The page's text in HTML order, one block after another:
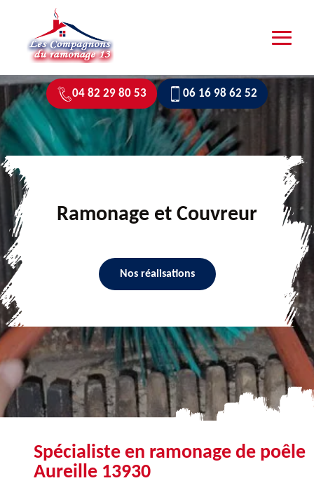
04 82 29 80 53 06 16 98 62 52
Ramonage et Couvreur
Nos réalisations
Spécialiste en ramonage de poêle
Aureille 13930